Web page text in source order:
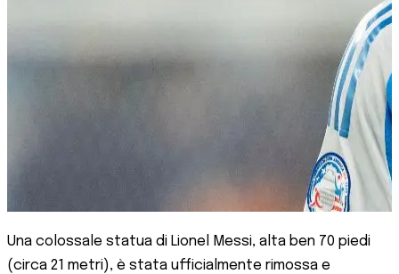
Una colossale statua di Lionel Messi, alta ben 70 piedi
(circa 21 metri), è stata ufficialmente rimossa e